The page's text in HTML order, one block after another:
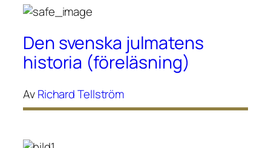
Den svenska julmatens
historia (föreläsning)
AvRichard Tellström